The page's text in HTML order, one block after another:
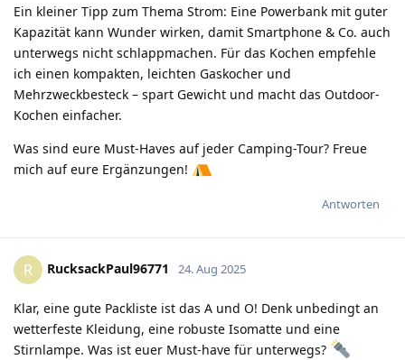
Ein kleiner Tipp zum Thema Strom: Eine Powerbank mit guter
Kapazität kann Wunder wirken, damit Smartphone & Co. auch
unterwegs nicht schlappmachen. Für das Kochen empfehle
ich einen kompakten, leichten Gaskocher und
Mehrzweckbesteck – spart Gewicht und macht das Outdoor-
Kochen einfacher.
Was sind eure Must-Haves auf jeder Camping-Tour? Freue
mich auf eure Ergänzungen!
Antworten
R RucksackPaul96771 24. Aug 2025
Klar, eine gute Packliste ist das A und O! Denk unbedingt an
wetterfeste Kleidung, eine robuste Isomatte und eine
Stirnlampe. Was ist euer Must-have für unterwegs?